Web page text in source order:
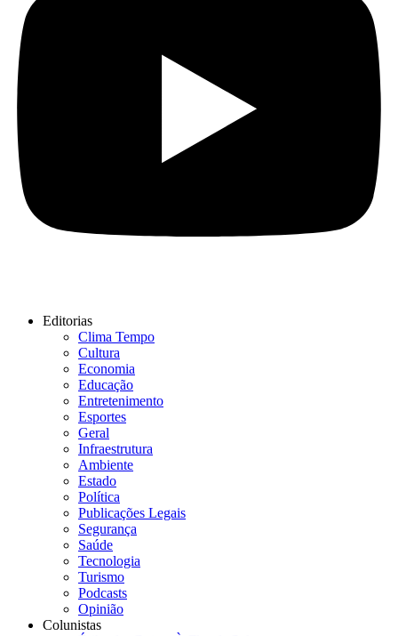
Editorias
Clima Tempo
Cultura
Economia
Educação
Entretenimento
Esportes
Geral
Infraestrutura
Ambiente
Estado
Política
Publicações Legais
Segurança
Saúde
Tecnologia
Turismo
Podcasts
Opinião
Colunistas